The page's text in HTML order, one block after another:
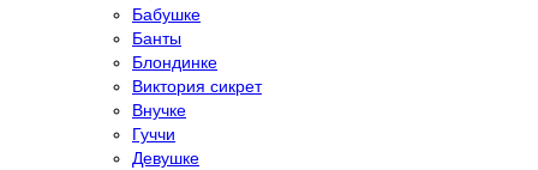
Бабушке
Банты
Блондинке
Виктория сикрет
Внучке
Гуччи
Девушке